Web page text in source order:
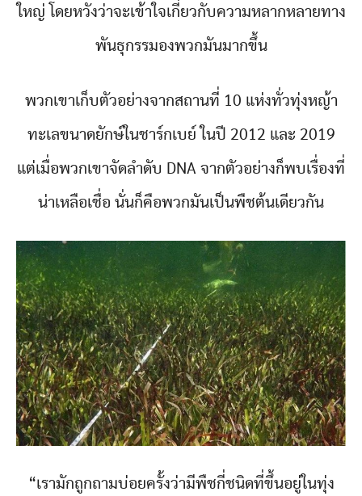
ใหญ่ โดยหวังว่าจะเข้าใจเกี่ยวกับความหลากหลายทาง
พันธุกรรมองพวกมันมากขึ้น
พวกเขาเก็บตัวอย่างจากสถานที่ 10 แห่งทั่วทุ่งหญ้า
ทะเลขนาดยักษ์ในชาร์กเบย์ ในปี 2012 และ 2019
แต่เมื่อพวกเขาจัดลำดับ DNA จากตัวอย่างก็พบเรื่องที่
น่าเหลือเชื่อ นั่นก็คือพวกมันเป็นพืชต้นเดียวกัน
“เรามักถูกถามบ่อยครั้งว่ามีพืชกี่ชนิดที่ขึ้นอยู่ในทุ่ง